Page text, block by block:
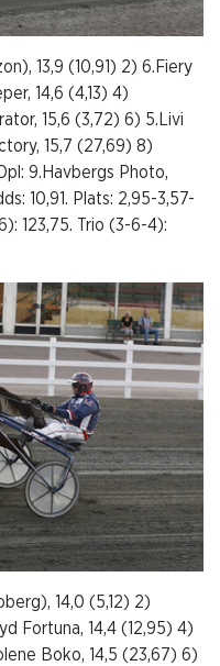
13,9 (10,91) 2) 6.Fiery
14,6 (4,13) 4)
15,6 (3,72) 6) 5.Livi
15,7 (27,69) 8)
9.Havbergs Photo,
10,91. Plats: 2,95-3,57-
123,75. Trio (3-6-4):
14,0 (5,12) 2)
Fortuna, 14,4 (12,95) 4)
Boko, 14,5 (23,67) 6)